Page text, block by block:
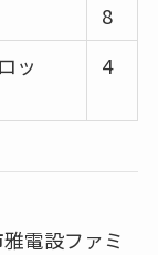
8
ッ
4
電設ファミ